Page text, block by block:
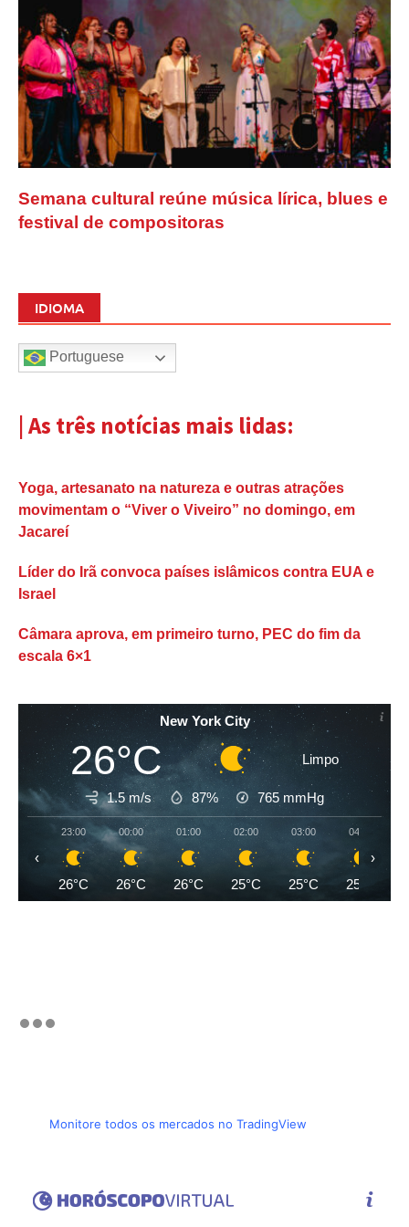
Semana cultural reúne música lírica, blues e
festival de compositoras
IDIOMA
Portuguese
| As três notícias mais lidas:
Yoga, artesanato na natureza e outras atrações
movimentam o “Viver o Viveiro” no domingo, em
Jacareí
Líder do Irã convoca países islâmicos contra EUA e
Israel
Câmara aprova, em primeiro turno, PEC do fim da
escala 6×1
New York City
26°C Limpo
1.5 m/s 87% 765 mmHg
23:00
26°C
00:00
26°C
01:00
26°C
02:00
25°C
03:00
25°C
04:00
25°C
‹ ›
Monitore todos os mercados no TradingView